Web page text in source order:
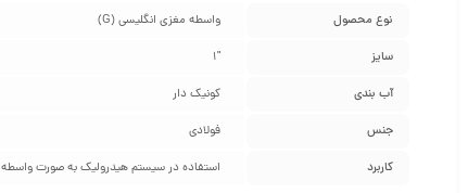
نوع محصول واسطه مغزی انگلیسی (G)
سایز "1
آب بندی کونیک دار
جنس فولادی
کاربرد استفاده در سیستم هیدرولیک به صورت واسطه